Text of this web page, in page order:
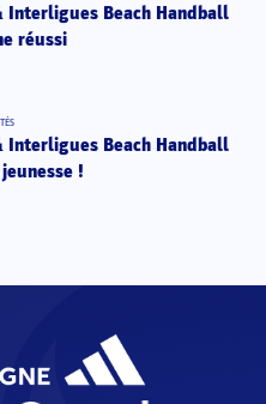
Interligues Beach Handball
réussi
Interligues Beach Handball
!